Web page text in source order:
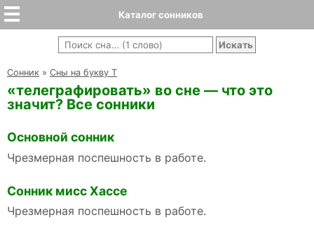
Каталог сонников
Cонник » Сны на букву Т
«телеграфировать» во сне — что это
значит? Все сонники
Основной сонник
Чрезмерная поспешность в работе.
Сонник мисс Хассе
Чрезмерная поспешность в работе.